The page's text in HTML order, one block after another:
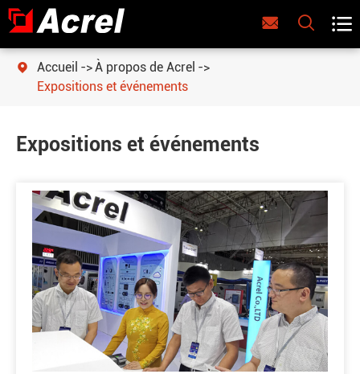
  
 Accueil
À propos de Acrel
Expositions et événements
Expositions et événements